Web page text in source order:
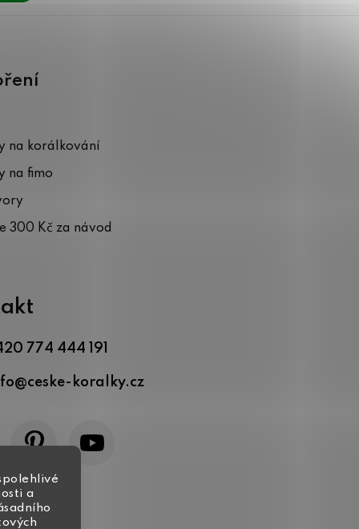
a
na korálkování
na fimo
300 Kč za návod
@ceske-koralky.cz
774 444 191